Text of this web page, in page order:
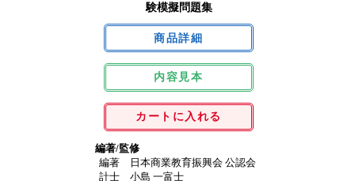
験模擬問題集
内容見本
カートに入れる
編著/監修
編著 日本商業教育振興会 公認会
計士 小島 一富士